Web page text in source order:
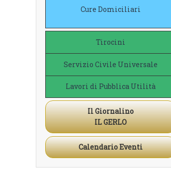
Cure Domiciliari
Tirocini
Servizio Civile Universale
Lavori di Pubblica Utilità
Il Giornalino
IL GERLO
Calendario Eventi